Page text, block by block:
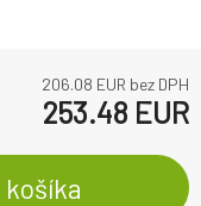
206.08 EUR bez DPH
253.48 EUR
košíka